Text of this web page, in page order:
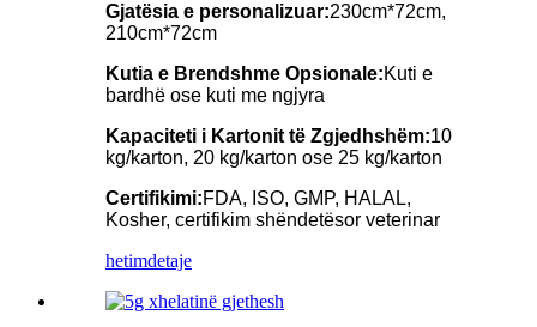
Gjatësia e personalizuar:230cm*72cm,
210cm*72cm
Kutia e Brendshme Opsionale:Kuti e
bardhë ose kuti me ngjyra
Kapaciteti i Kartonit të Zgjedhshëm:10
kg/karton, 20 kg/karton ose 25 kg/karton
Certifikimi:FDA, ISO, GMP, HALAL,
Kosher, certifikim shëndetësor veterinar
hetimdetaje